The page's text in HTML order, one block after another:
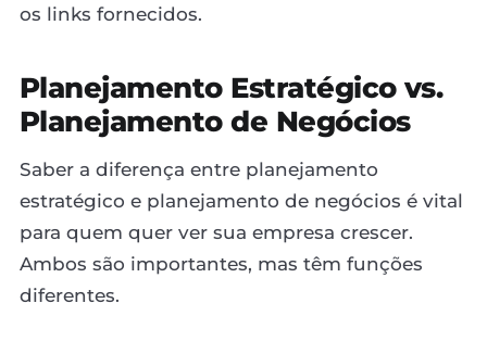
os links fornecidos.
Planejamento Estratégico vs.
Planejamento de Negócios
Saber a diferença entre planejamento
estratégico e planejamento de negócios é vital
para quem quer ver sua empresa crescer.
Ambos são importantes, mas têm funções
diferentes.